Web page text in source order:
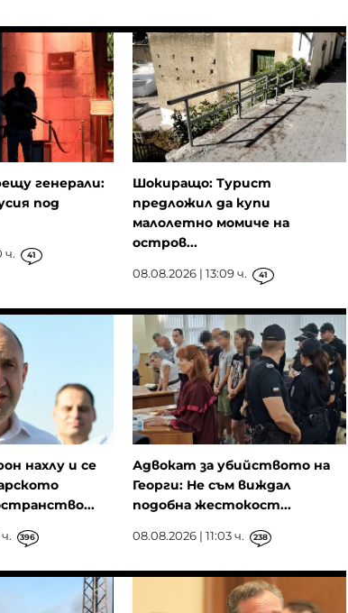
генерали:
под
ч. 41
Шокиращо: Турист
предложил да купи
малолетно момиче на
остров...
08.08.2026 | 13:09 ч. 41
нахлу и се
396
Адвокат за убийството на
Георги: Не съм виждал
подобна жестокост...
08.08.2026 | 11:03 ч. 238